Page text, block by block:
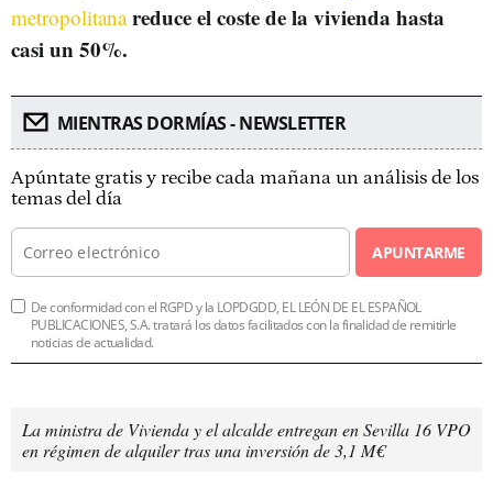
metropolitana reduce el coste de la vivienda hasta
casi un 50%.
MIENTRAS DORMÍAS - NEWSLETTER
Apúntate gratis y recibe cada mañana un análisis de los
temas del día
APUNTARME
De conformidad con el RGPD y la LOPDGDD, EL LEÓN DE EL ESPAÑOL
PUBLICACIONES, S.A. tratará los datos facilitados con la finalidad de remitirle
noticias de actualidad.
La ministra de Vivienda y el alcalde entregan en Sevilla 16 VPO
en régimen de alquiler tras una inversión de 3,1 M€